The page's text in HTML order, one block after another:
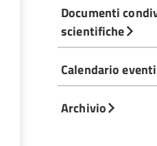
Documenti
scientifiche
Calendario eventi
Archivio